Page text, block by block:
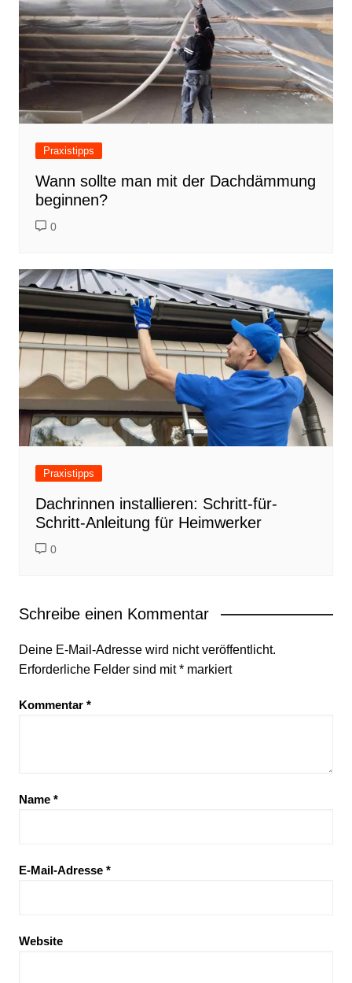
Praxistipps
Wann sollte man mit der Dachdämmung
beginnen?
0
Praxistipps
Dachrinnen installieren: Schritt-für-
Schritt-Anleitung für Heimwerker
0
Schreibe einen Kommentar
Deine E-Mail-Adresse wird nicht veröffentlicht.
Erforderliche Felder sind mit*markiert
Kommentar *
Name *
E-Mail-Adresse *
Website